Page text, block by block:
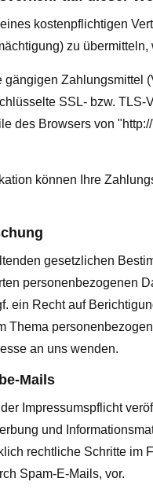
kostenpflichtigen
zu
Zahlungsmittel
SSL- bzw.
des Browsers von
können Ihre
gesetzlichen
personenbezogenen
ein Recht auf
Thema
an uns wenden.
Mails
Impressumspflicht
und
rechtliche Schritte im
Spam-E-Mails, vor.